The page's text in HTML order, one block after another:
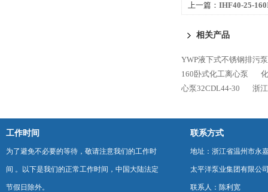
上一篇： IHF40-25-
相关产品
YWP液下式不锈钢排污泵
160卧式化工离心泵
心泵32CDL44-30
浙
工作时间
为了避免不必要的等待，敬请注意我们的工作时
间 。以下是我们的正常工作时间，中国大陆法定
节假日除外。
联系方式
地址：浙江省温州市永
太平洋泵业集团有限公
联系人：陈利宽